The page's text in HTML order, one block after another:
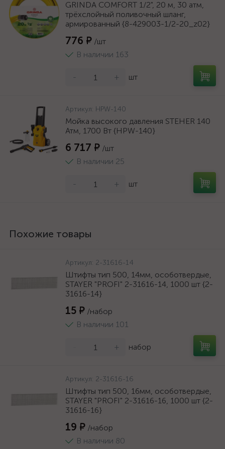
GRINDA COMFORT 1/2", 20 м, 30 атм,
трёхслойный поливочный шланг,
армированный {8-429003-1/2-20_z02}
776 ₽ /шт
В наличии 163
- + шт
Артикул: HPW-140
Мойка высокого давления STEHER 140
Атм, 1700 Вт {HPW-140}
6 717 ₽ /шт
В наличии 25
- + шт
Похожие товары
Артикул: 2-31616-14
Штифты тип 500, 14мм, особотвердые,
STAYER "PROFI" 2-31616-14, 1000 шт {2-
31616-14}
15 ₽ /набор
В наличии 101
+ набор
Артикул: 2-31616-16
Штифты тип 500, 16мм, особотвердые,
STAYER "PROFI" 2-31616-16, 1000 шт {2-
31616-16}
19 ₽ /набор
В наличии 80